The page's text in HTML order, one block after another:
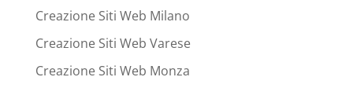
Creazione Siti Web Milano
Creazione Siti Web Varese
Creazione Siti Web Monza